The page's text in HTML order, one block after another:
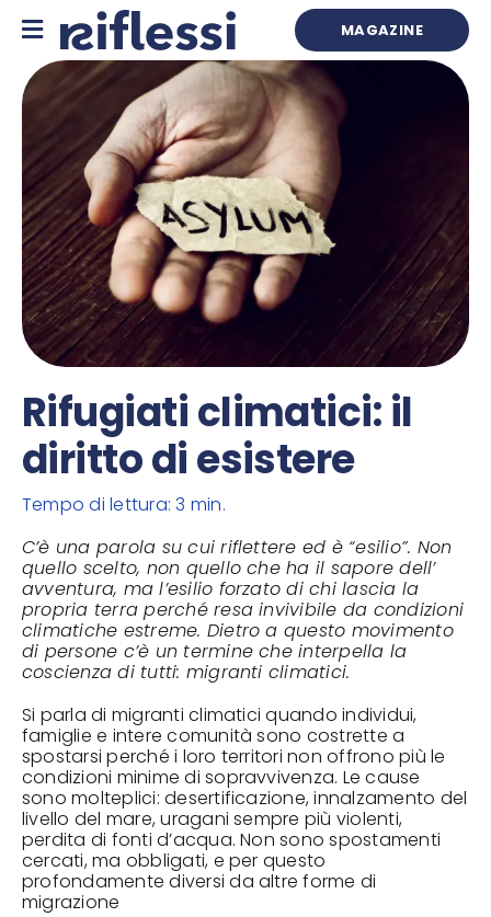
content
MAGAZINE
Rifugiati climatici: il
diritto di esistere
Tempo di lettura: 3 min.
C’è una parola su cui riflettere ed è “esilio”. Non
quello scelto, non quello che ha il sapore dell’
avventura, ma l’esilio forzato di chi lascia la
propria terra perché resa invivibile da condizioni
climatiche estreme. Dietro a questo movimento
di persone c’è un termine che interpella la
coscienza di tutti: migranti climatici.
Si parla di migranti climatici quando individui,
famiglie e intere comunità sono costrette a
spostarsi perché i loro territori non offrono più le
condizioni minime di sopravvivenza. Le cause
sono molteplici: desertificazione, innalzamento del
livello del mare, uragani sempre più violenti,
perdita di fonti d’acqua. Non sono spostamenti
cercati, ma obbligati, e per questo
profondamente diversi da altre forme di
migrazione